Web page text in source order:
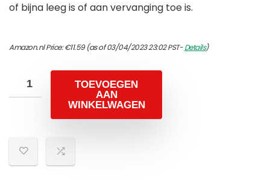
of bijna leeg is of aan vervanging toe is.
Amazon.nl Price:€11.59(as of 03/04/2023 23:02 PST-Details)
TOEVOEGEN
AAN
WINKELWAGEN